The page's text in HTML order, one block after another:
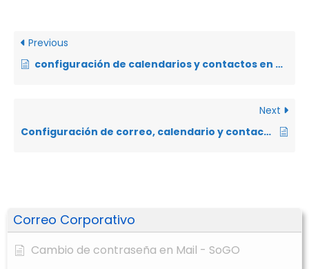
Previous
configuración de calendarios y contactos en Outlook
Next
Configuración de correo, calendario y contactos en Iphone
Correo Corporativo
Cambio de contraseña en Mail - SoGO